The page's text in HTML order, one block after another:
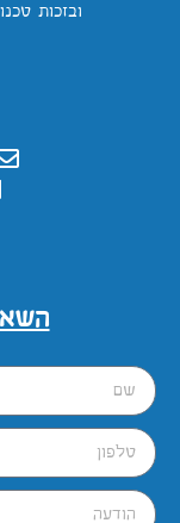
ובזכות